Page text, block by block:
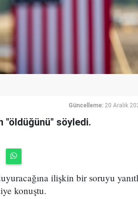
Güncelleme: 20 Aralık
"öldüğünü" söyledi.
ilişkin bir soruyu
konuştu.